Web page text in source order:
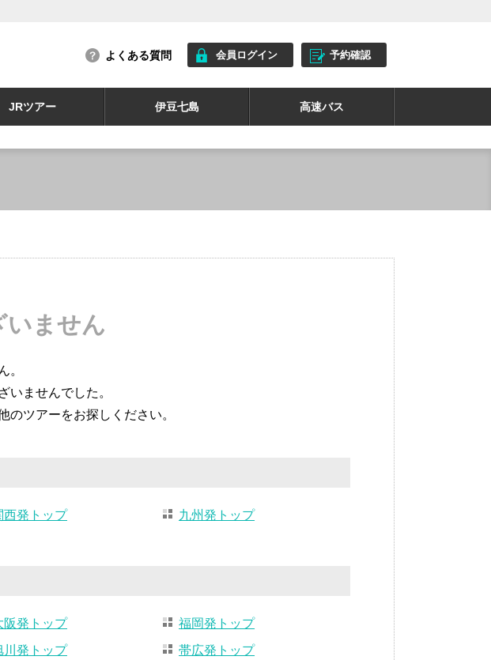
よくある質問 会員ログイン 予約確認
JRツアー 伊豆七島 高速バス
いません
。
いませんでした。
のツアーをお探しください。
西発トップ 九州発トップ
阪発トップ
福岡発トップ
川発トップ
帯広発トップ